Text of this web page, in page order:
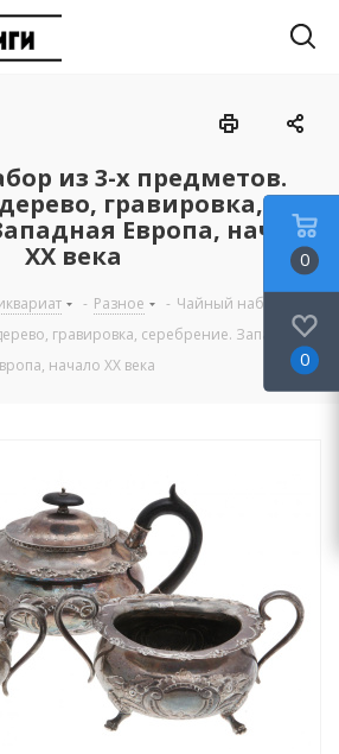
из 3-х предметов.
гравировка,
Европа, начало
ХХ века
- Разное - Чайный набор из 3-
гравировка, серебрение. Западная
начало ХХ века
0
0